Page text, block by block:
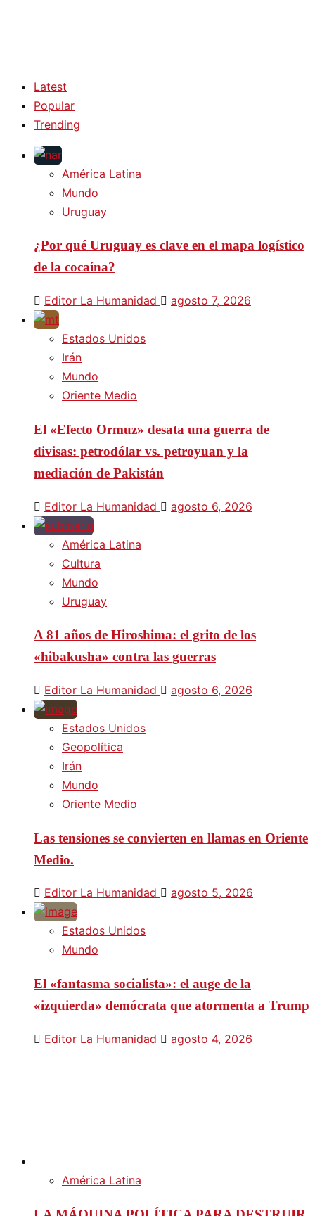
Latest
Popular
Trending
América Latina
Mundo
Uruguay
¿Por qué Uruguay es clave en el mapa logístico
de la cocaína?
Editor La Humanidad agosto 7, 2026
Estados Unidos
Irán
Mundo
Oriente Medio
El «Efecto Ormuz» desata una guerra de
divisas: petrodólar vs. petroyuan y la
mediación de Pakistán
Editor La Humanidad agosto 6, 2026
América Latina
Cultura
Mundo
Uruguay
A 81 años de Hiroshima: el grito de los
«hibakusha» contra las guerras
Editor La Humanidad agosto 6, 2026
Estados Unidos
Geopolítica
Irán
Mundo
Oriente Medio
Las tensiones se convierten en llamas en Oriente
Medio.
Editor La Humanidad agosto 5, 2026
Estados Unidos
Mundo
El «fantasma socialista»: el auge de la
«izquierda» demócrata que atormenta a Trump
Editor La Humanidad agosto 4, 2026
América Latina